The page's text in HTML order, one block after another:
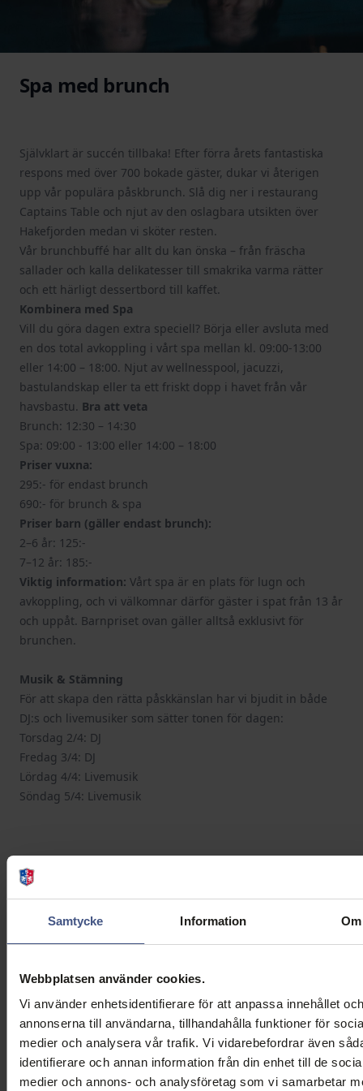
Samtycke Information Om
Webbplatsen använder cookies.
Vi använder enhetsidentifierare för att anpassa innehållet och
annonserna till användarna, tillhandahålla funktioner för
medier och analysera vår trafik. Vi vidarebefordrar även
identifierare och annan information från din enhet till de
medier och annons- och analysföretag som vi samarbetar
Spa med brunch
Självklart är succén tillbaka! Efter förra årets fantastiska
respons med över 700 bokade gäster, dukar vi återigen
upp vår populära påskbrunch. Slå dig ner i restaurang
Captains Table och njut av den oslagbara utsikten över
Hakefjorden medan vi sköter resten.
Vår brunchbuffé har allt du kan önska – från fräscha
sallader och kalla delikatesser till smakrika varma rätter
och ett härligt dessertbord till kaffet.
Kombinera med Spa
Vill du göra dagen extra speciell? Börja eller avsluta med
en dos total avkoppling i vårt spa mellan kl. 09:00-13:00
eller 14:00 – 18:00. Njut av wellnesspool, jacuzzi,
bastulandskap eller ta ett friskt dopp i havet från vår
havsbastu. Bra att veta
Brunch: 12:30 – 14:30
Spa: 09:00 - 13:00 eller 14:00 – 18:00
Priser vuxna:
295:- för endast brunch
690:- för brunch & spa
Priser barn (gäller endast brunch):
2–6 år: 125:-
7–12 år: 185:-
Viktig information: Vårt spa är en plats för lugn och
avkoppling, och vi välkomnar därför gäster i spat från 13 år
och uppåt. Barnpriset ovan gäller alltså exklusivt för
brunchen.
Musik & Stämning
För att skapa den rätta påskkänslan har vi bjudit in både
DJ:s och livemusiker som sätter tonen för dagen:
Torsdag 2/4: DJ
Fredag 3/4: DJ
Lördag 4/4: Livemusik
Söndag 5/4: Livemusik
[button
med-brunch" text="Boka brunch & spa här" color="cta"]
[button url="https://syc.munu.shop/bookings" text="Boka
From
SEK 690.00 1 guest